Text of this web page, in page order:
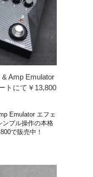
Amp Emulator
トにて￥13,800
Emulator エフェ
ンプル操作の本格
で販売中！